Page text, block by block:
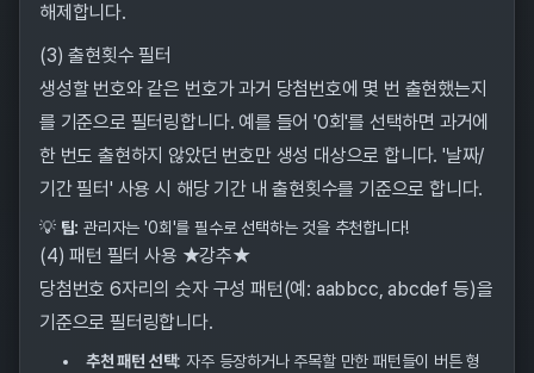
해제합니다.
(3) 출현횟수 필터
생성할 번호와 같은 번호가 과거 당첨번호에 몇 번 출현했는지
를 기준으로 필터링합니다. 예를 들어 '0회'를 선택하면 과거에
한 번도 출현하지 않았던 번호만 생성 대상으로 합니다. '날짜/
기간 필터' 사용 시 해당 기간 내 출현횟수를 기준으로 합니다.
💡 팁: 관리자는 '0회'를 필수로 선택하는 것을 추천합니다!
(4) 패턴 필터 사용 ★강추★
당첨번호 6자리의 숫자 구성 패턴(예: aabbcc, abcdef 등)을
기준으로 필터링합니다.
추천 패턴 선택: 자주 등장하거나 주목할 만한 패턴들이 버튼 형